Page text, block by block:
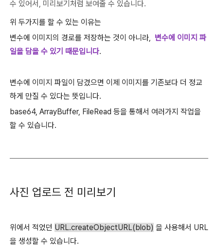
수 있어서, 미리보기처럼 보여줄 수 있습니다.
위 두가지를 할 수 있는 이유는
변수에 이미지의 경로를 저장하는 것이 아니라, 변수에 이미지 파
일을 담을 수 있기 때문입니다.
변수에 이미지 파일이 담겼으면 이제 이미지를 기존보다 더 정교
하게 만질 수 있다는 뜻입니다.
base64, ArrayBuffer, FileRead 등을 통해서 여러가지 작업을
할 수 있습니다.
사진 업로드 전 미리보기
위에서 적었던 URL.createObjectURL(blob) 을 사용해서 URL
을 생성할 수 있습니다.